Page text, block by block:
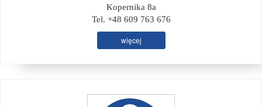
Kopernika 8a
Tel. +48 609 763 676
więcej